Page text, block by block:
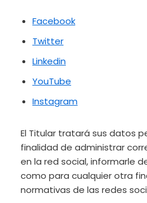
Facebook
Twitter
Linkedin
YouTube
Instagram
El Titular tratará sus datos
finalidad de administrar
en la red social, informarle
como para cualquier otra
normativas de las redes